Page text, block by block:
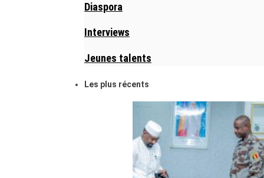
Diaspora
Interviews
Jeunes talents
Les plus récents